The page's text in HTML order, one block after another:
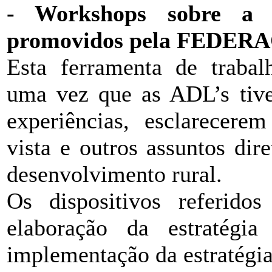
- Workshops sobre a
promovidos pela
Esta ferramenta de
uma vez que as ADL’s
experiências,
vista e outros assuntos
desenvolvimento rural.
Os dispositivos
elaboração da
implementação da